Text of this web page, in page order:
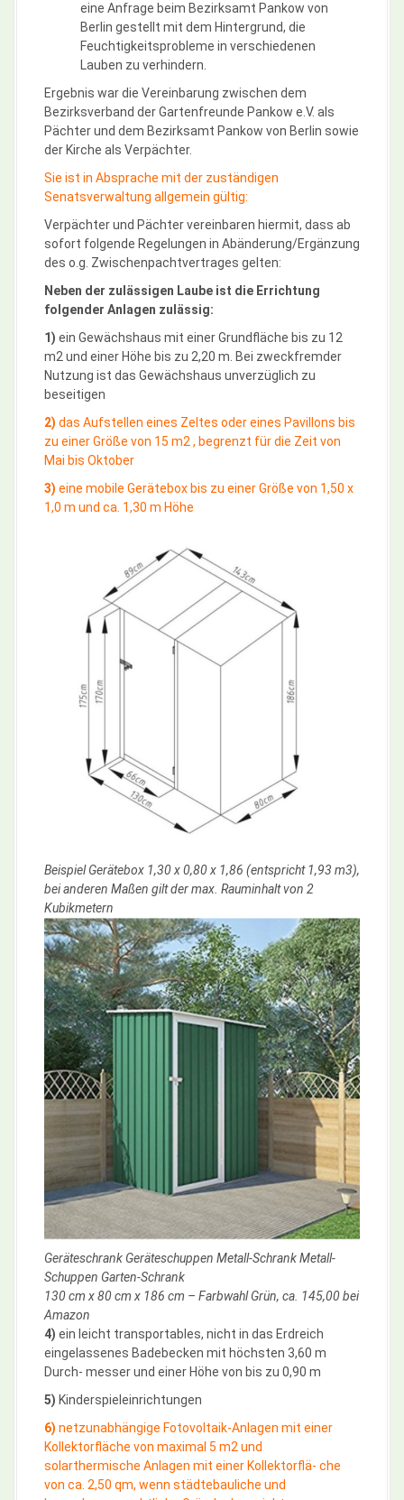
eine Anfrage beim Bezirksamt Pankow von
Berlin gestellt mit dem Hintergrund, die
Feuchtigkeitsprobleme in verschiedenen
Lauben zu verhindern.
Ergebnis war die Vereinbarung zwischen dem
Bezirksverband der Gartenfreunde Pankow e.V. als
Pächter und dem Bezirksamt Pankow von Berlin sowie
der Kirche als Verpächter.
Sie ist in Absprache mit der zuständigen
Senatsverwaltung allgemein gültig:
Verpächter und Pächter vereinbaren hiermit, dass ab
sofort folgende Regelungen in Abänderung/Ergänzung
des o.g. Zwischenpachtvertrages gelten:
Neben der zulässigen Laube ist die Errichtung
folgender Anlagen zulässig:
1) ein Gewächshaus mit einer Grundfläche bis zu 12
m2 und einer Höhe bis zu 2,20 m. Bei zweckfremder
Nutzung ist das Gewächshaus unverzüglich zu
beseitigen
2) das Aufstellen eines Zeltes oder eines Pavillons bis
zu einer Größe von 15 m2 , begrenzt für die Zeit von
Mai bis Oktober
3) eine mobile Gerätebox bis zu einer Größe von 1,50 x
1,0 m und ca. 1,30 m Höhe
Beispiel Gerätebox 1,30 x 0,80 x 1,86 (entspricht 1,93 m3),
bei anderen Maßen gilt der max. Rauminhalt von 2
Kubikmetern
Geräteschrank Geräteschuppen Metall-Schrank Metall-
Schuppen Garten-Schrank
130 cm x 80 cm x 186 cm – Farbwahl Grün, ca. 145,00 bei
Amazon
4) ein leicht transportables, nicht in das Erdreich
eingelassenes Badebecken mit höchsten 3,60 m
Durch- messer und einer Höhe von bis zu 0,90 m
5) Kinderspieleinrichtungen
6) netzunabhängige Fotovoltaik-Anlagen mit einer
Kollektorfläche von maximal 5 m2 und
solarthermische Anlagen mit einer Kollektorflä- che
von ca. 2,50 qm, wenn städtebauliche und